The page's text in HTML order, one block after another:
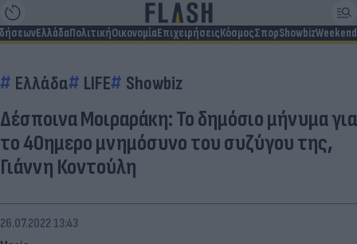
ΕλλάδαΠολιτικήΟικονομίαΕπιχειρήσειςΚόσμοςΣπορShowbizWeekend
Ελλάδα LIFE Showbiz
Δέσποινα Μοιραράκη: Το δημόσιο μήνυμα για
το 40ημερο μνημόσυνο του συζύγου της,
Γιάννη Κοντούλη
26.07.2022 13:43